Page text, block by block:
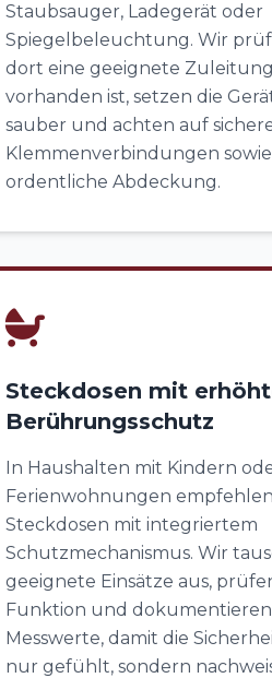
Staubsauger, Ladegerät oder
Spiegelbeleuchtung. Wir
dort eine geeignete Zuleitung
vorhanden ist, setzen die
sauber und achten auf
Klemmenverbindungen
ordentliche Abdeckung.
Steckdosen mit
Berührungsschutz
In Haushalten mit Kindern
Ferienwohnungen
Steckdosen mit integriertem
Schutzmechanismus. Wir
geeignete Einsätze aus,
Funktion und
Messwerte, damit die
nur gefühlt, sondern